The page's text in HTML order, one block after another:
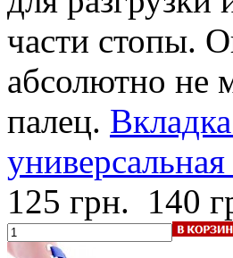
части стопы.
абсолютно не
палец.
125 грн. 140